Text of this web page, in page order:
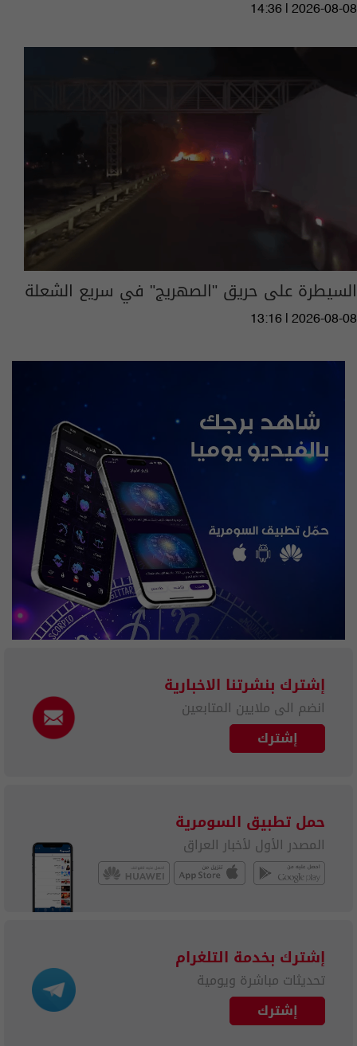
14:36 | 2026-08-08
السيطرة على حريق "الصهريج" في سريع الشعلة
13:16 | 2026-08-08
إشترك بنشرتنا الاخبارية
انضم الى ملايين المتابعين
إشترك
حمل تطبيق السومرية
المصدر الأول لأخبار العراق
إشترك بخدمة التلغرام
تحديثات مباشرة ويومية
إشترك